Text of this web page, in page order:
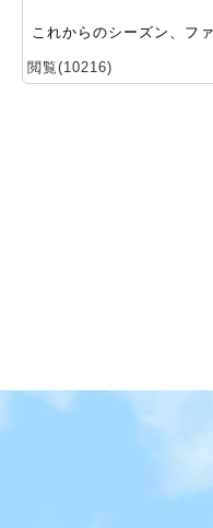
これからのシーズン、フ
閲覧(10216)